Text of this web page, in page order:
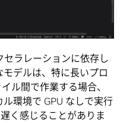
セラレーションに依存し
デルは、特に長いプロ
ル間で作業する場合、
環境で GPU なしで実行
く感じることがありま